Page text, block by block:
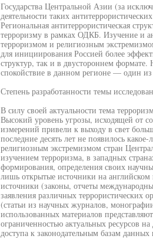
Государства Центральной Азии (за
деятельности таких
Региональная антитеррористическая
терроризму в рамках ОДКБ. Изучение и
терроризмом и религиозным
для инициирования Россией более
структур, так и в двустороннем
спокойствие в данном регионе — один
Степень разработанности темы
В силу своей актуальности тема
Высокий уровень угрозы, исходящей от
измерений привели к выходу в свет
последние десять лет не появилось
религиозным экстремизмом стран
изучением терроризма, в западных
формирования, определения своих
лишь открытые источники на
источники (законы, отчеты
заявления различных террористических
(статьи из научных журналов,
использованных материалов
ограниченностью актуальных ресурсов
доступа к законодательным базам